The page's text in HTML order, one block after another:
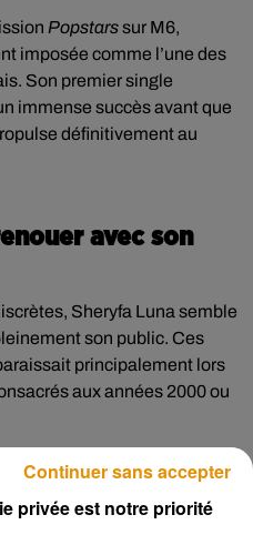
Popstarssur M6,
imposée comme l’une des
Son premier single
immense succès avant que
définitivement au
avec son
Sheryfa Luna semble
son public. Ces
principalement lors
aux années 2000 ou
donc un véritable
avait également sorti les
tu me voisen 2010.
privée est notre priorité
Continuer sans accepter